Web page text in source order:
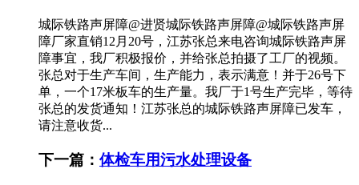
城际铁路声屏障@进贤城际铁路声屏障@城际铁路声屏
障厂家直销12月20号，江苏张总来电咨询城际铁路声屏
障事宜，我厂积极报价，并给张总拍摄了工厂的视频。
张总对于生产车间，生产能力，表示满意！并于26号下
单，一个17米板车的生产量。我厂于1号生产完毕，等待
张总的发货通知！江苏张总的城际铁路声屏障已发车，
请注意收货...
下一篇： 体检车用污水处理设备